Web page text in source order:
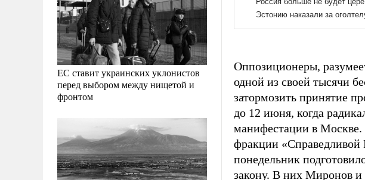
ЕС ставит украинских уклонистов
перед выбором между нищетой и
фронтом
Оппозиционеры,
одной из своей тысячи
затормозить принятие
до 12 июня, когда
манифестации в Москве.
фракции «Справедливой
понедельник
закону. В них Миронов и